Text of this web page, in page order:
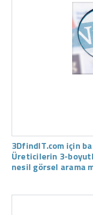
3DfindIT.com için
Üreticilerin 3-
nesil görsel arama